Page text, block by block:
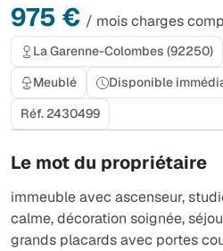
975 € / mois charges
La Garenne-Colombes (92250)
Meublé
Disponible
Réf. 2430499
Le mot du propriétaire
immeuble avec ascenseur,
calme, décoration soignée,
grands placards avec portes